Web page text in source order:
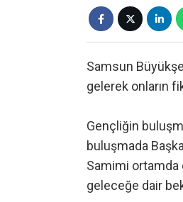
Samsun
gelerek onların
Gençliğin
buluşmada
Samimi ortamda
geleceğe dair